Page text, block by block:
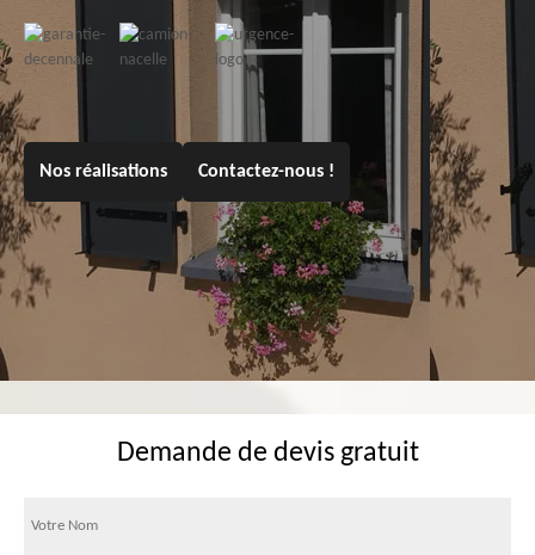
Nos réalisations Contactez-nous !
Demande de devis gratuit